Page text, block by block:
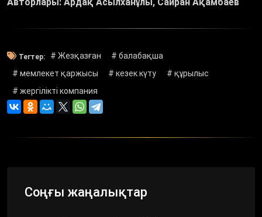
Тегтер: # Жезқазған
# балабақша
# мемлекет қаржысы
# кезек күту
# құрылыс
# жергілікті компания
Соңғы жаңалықтар